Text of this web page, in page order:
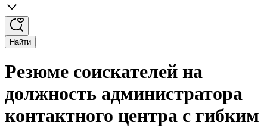
Найти
Резюме соискателей на
должность администратора
контактного центра с гибким